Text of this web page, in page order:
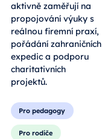
aktivně zaměřují na
propojování výuky s
reálnou firemní praxí,
pořádání zahraničních
expedic a podporu
charitativních
projektů.
Pro pedagogy
Pro rodiče